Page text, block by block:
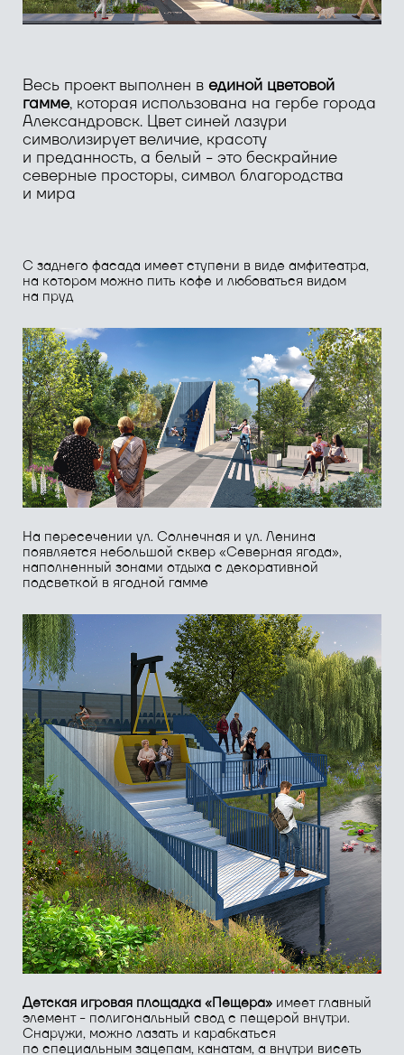
на пруд
На пересечении ул. Солнечная и ул. Ленина
появляется небольшой сквер «Северная ягода»,
наполненный зонами отдыха с декоративной
Детская игровая площадка «Пещера»имеет главный
элемент - полигональный свод с пещерой внутри.
Снаружи, можно лазать и карабкаться
по специальным зацепам, канатам, а внутри висеть
на тросах-сталактитах и бегать вокруг «сталагмитов»
Кафе-купалкаимеет прообраз большой уральской
скалы. Главный фасад смотрит на небольшую
площадь, обращенную на основную пешеходную ось
набережной. Кафе имеет внутреннюю и внешнюю
посадку гостей